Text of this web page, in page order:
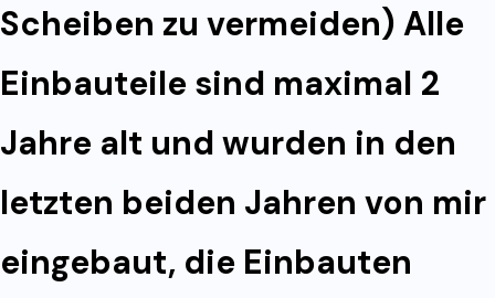
Scheiben zu vermeiden) Alle
Einbauteile sind maximal 2
Jahre alt und wurden in den
letzten beiden Jahren von mir
eingebaut, die Einbauten